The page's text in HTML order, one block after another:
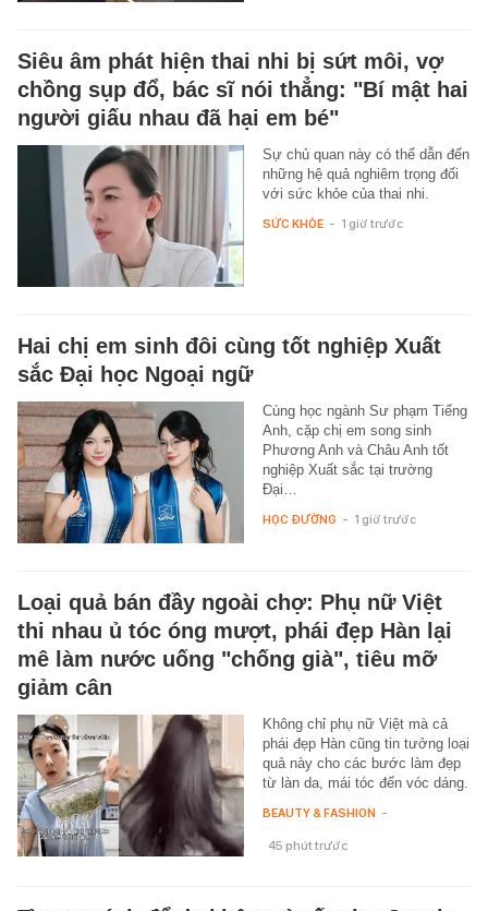
Siêu âm phát hiện thai nhi bị sứt môi, vợ
chồng sụp đổ, bác sĩ nói thẳng: "Bí mật hai
người giấu nhau đã hại em bé"
Sự chủ quan này có thể dẫn đến
những hệ quả nghiêm trọng đối
với sức khỏe của thai nhi.
SỨC KHỎE - 1 giờ trước
Hai chị em sinh đôi cùng tốt nghiệp Xuất
sắc Đại học Ngoại ngữ
Cùng học ngành Sư phạm Tiếng
Anh, cặp chị em song sinh
Phương Anh và Châu Anh tốt
nghiệp Xuất sắc tại trường
Đại…
HỌC ĐƯỜNG - 1 giờ trước
Loại quả bán đầy ngoài chợ: Phụ nữ Việt
thi nhau ủ tóc óng mượt, phái đẹp Hàn lại
mê làm nước uống "chống già", tiêu mỡ
giảm cân
Không chỉ phụ nữ Việt mà cả
phái đẹp Hàn cũng tin tưởng loại
quả này cho các bước làm đẹp
từ làn da, mái tóc đến vóc dáng.
BEAUTY & FASHION -
45 phút trước